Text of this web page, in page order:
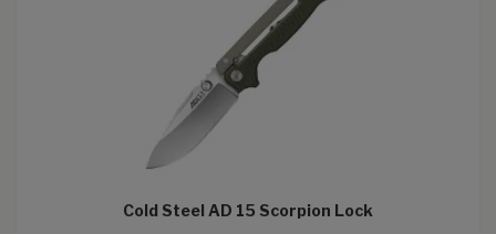
Cold Steel AD 15 Scorpion Lock